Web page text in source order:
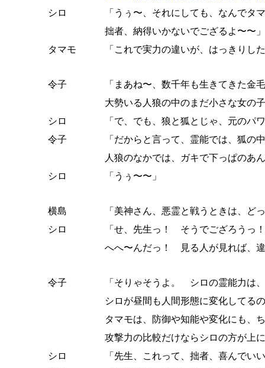
シロ
「うぅ〜、それにしても、なんでタ
拙者、納得いかないでござるよ〜〜」
タマモ
「これで実力の違いが、はっきりし
令子
「まあね〜、数千年も生きてきた金
大勢いる人狼の中のまだ小さな女の
シロ
「で、でも、狼と狐とじゃ、元のパ
令子
「だからと言って、霊能では、狐の
人狼のなかでは、ガキで下っぱのあ
シロ
「うぅ〜〜」
横島
「美神さん、悪霊と戦うときは、
シロ
「せ、先生っ！ そうでござろうっ
へへ〜んだっ！ 見る人が見れば、
令子
「そりゃそうよ。 シロの霊能力は
シロが昼間も人間形態に変化してる
タマモは、防御や知能や変化にも、
攻撃力の比較だけならシロの方が上
シロ
「先生、これって、拙者、喜んでい